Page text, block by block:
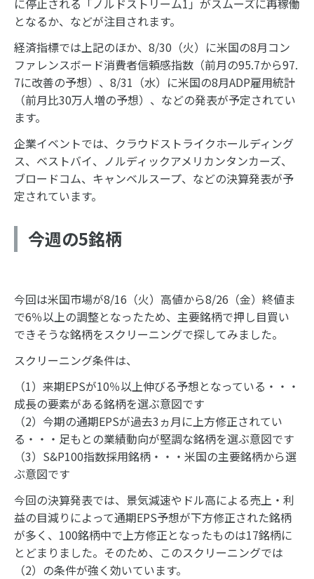
となるか、などが注目されます。
経済指標では上記のほか、8/30（火）に米国の8月コン
ファレンスボード消費者信頼感指数（前月の95.7から97.
7に改善の予想）、8/31（水）に米国の8月ADP雇用統計
（前月比30万人増の予想）、などの発表が予定されてい
ます。
企業イベントでは、クラウドストライクホールディング
ス、ベストバイ、ノルディックアメリカンタンカーズ、
ブロードコム、キャンベルスープ、などの決算発表が予
定されています。
今週の5銘柄
今回は米国市場が8/16（火）高値から8/26（金）終値ま
で6％以上の調整となったため、主要銘柄で押し目買い
できそうな銘柄をスクリーニングで探してみました。
スクリーニング条件は、
（1）来期EPSが10％以上伸びる予想となっている・・・
成長の要素がある銘柄を選ぶ意図です
（2）今期の通期EPSが過去3ヵ月に上方修正されてい
る・・・足もとの業績動向が堅調な銘柄を選ぶ意図です
（3）S&P100指数採用銘柄・・・米国の主要銘柄から選
ぶ意図です
今回の決算発表では、景気減速やドル高による売上・利
益の目減りによって通期EPS予想が下方修正された銘柄
が多く、100銘柄中で上方修正となったものは17銘柄に
とどまりました。そのため、このスクリーニングでは
（2）の条件が強く効いています。